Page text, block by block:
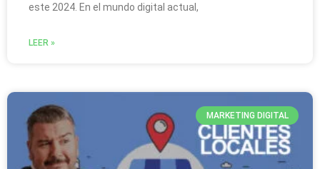
este 2024. En el mundo digital actual,
LEER »
MARKETING DIGITAL